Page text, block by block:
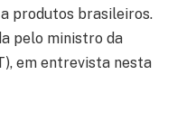
produtos brasileiros.
pelo ministro da
em entrevista nesta